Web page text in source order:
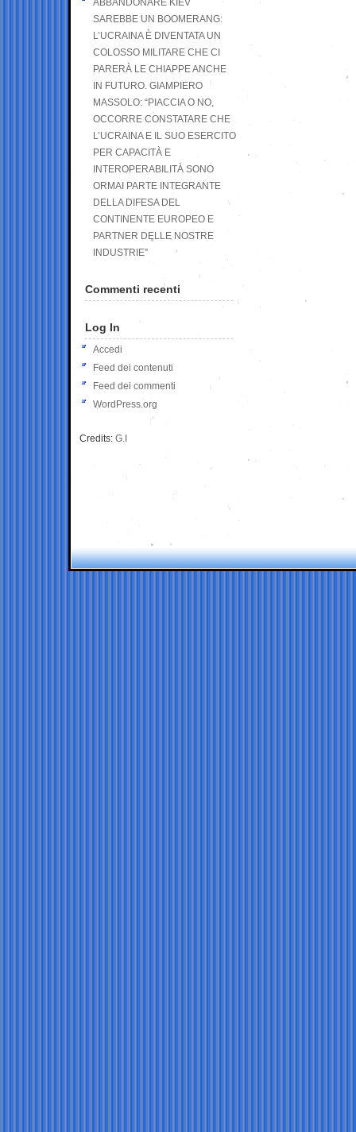
ABBANDONARE KIEV
SAREBBE UN BOOMERANG:
L’UCRAINA È DIVENTATA UN
COLOSSO MILITARE CHE CI
PARERÀ LE CHIAPPE ANCHE
IN FUTURO. GIAMPIERO
MASSOLO: “PIACCIA O NO,
OCCORRE CONSTATARE CHE
L’UCRAINA E IL SUO ESERCITO
PER CAPACITÀ E
INTEROPERABILITÀ SONO
ORMAI PARTE INTEGRANTE
DELLA DIFESA DEL
CONTINENTE EUROPEO E
PARTNER DELLE NOSTRE
INDUSTRIE”
Commenti recenti
Log In
Accedi
Feed dei contenuti
Feed dei commenti
WordPress.org
Credits: G.I